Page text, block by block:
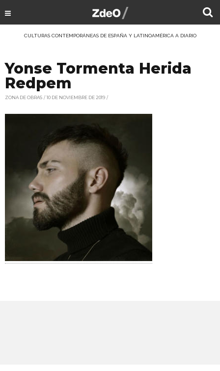
CULTURAS CONTEMPORÁNEAS DE ESPAÑA Y LATINOAMÉRICA A DIARIO
Yonse Tormenta Herida
Redpem
ZONA DE OBRAS 10 DE NOVIEMBRE DE 2019